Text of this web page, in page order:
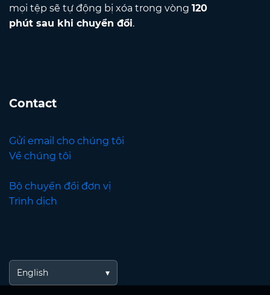
mọi tệp sẽ tự động bị xóa trong vòng 120
phút sau khi chuyển đổi.
Contact
Gửi email cho chúng tôi
Về chúng tôi
Bộ chuyển đổi đơn vị
Trình dịch
English